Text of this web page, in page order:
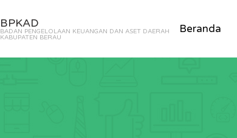
BPKAD
BADAN PENGELOLAAN KEUANGAN DAN ASET DAERAH
KABUPATEN BERAU
Beranda